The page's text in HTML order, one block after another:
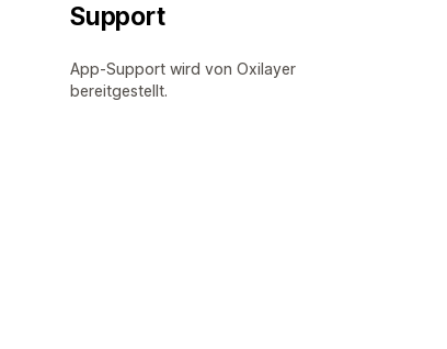
Support
App-Support wird von Oxilayer
bereitgestellt.